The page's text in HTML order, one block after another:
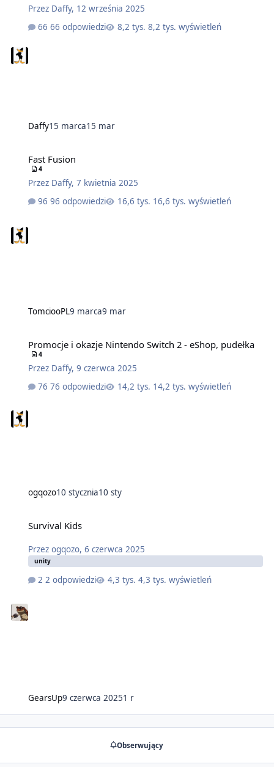
Przez Daffy, 12 września 2025
66 odpowiedzi
8,2 tys. wyświetleń
Daffy15 marca15 mar
Fast Fusion
4
Przez Daffy, 7 kwietnia 2025
96 odpowiedzi
16,6 tys. wyświetleń
TomciooPL9 marca9 mar
Promocje i okazje Nintendo Switch 2 - eShop, pudełka
4
Przez Daffy, 9 czerwca 2025
76 odpowiedzi
14,2 tys. wyświetleń
ogqozo10 stycznia10 sty
Survival Kids
Przez ogqozo, 6 czerwca 2025
unity
2 odpowiedzi 4,3 tys. wyświetleń
GearsUp9 czerwca 20251 r
Obserwujący